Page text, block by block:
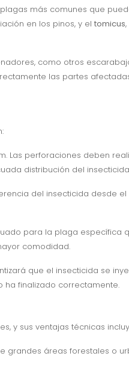
más comunes que
en los pinos, y el tomicus
como otros
las partes
Las perforaciones deben
distribución del
del insecticida desde
para la plaga específica
comodidad.
que el insecticida se
ha finalizado correctamente.
y sus ventajas técnicas
grandes áreas forestales o